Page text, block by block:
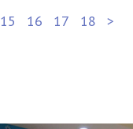
15 16 17 18 >